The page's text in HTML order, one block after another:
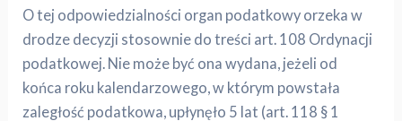
O tej odpowiedzialności organ podatkowy orzeka w
drodze decyzji stosownie do treści art. 108 Ordynacji
podatkowej. Nie może być ona wydana, jeżeli od
końca roku kalendarzowego, w którym powstała
zaległość podatkowa, upłynęło 5 lat (art. 118 § 1